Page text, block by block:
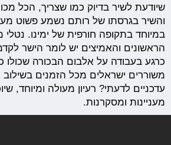
שיודעת לשיר בדיוק כמו שצריך, הכל
והשיר בגרסתו של רותם נשמע פשוט
במיוחד בתקופה חורפית של ימינו.
הראשונים והאמיצים יש לומר הישר
כרגע בעבודה על אלבום הבכורה שכולו
משוררים ישראלים מכל הזמנים בשילוב
עדכניים לדעתי? רעיון מעולה ומיוחד,
מעניינות ומסקרנות.